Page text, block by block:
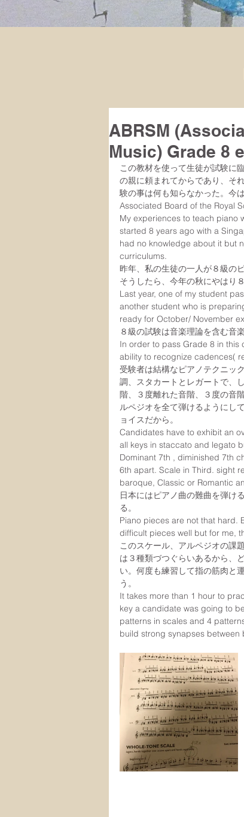
ABRSM
Music) Grade 8
この教材を使って生徒が試験に
の親に頼まれてからであり、そ
験の事は何も知らなかった。今
Associated Board of the Royal
My experiences to teach piano
started 8 years ago with a
had no knowledge about it but
curriculums.
昨年、私の生徒の一人が８級の
そうしたら、今年の秋にやはり
Last year, one of my student
another student who is
ready for October/ November
８級の試験は音楽理論を含む音
In order to pass Grade 8 in this
ability to recognize cadences(
受験者は結構なピアノテクニッ
調、スタカートとレガートで、
階、３度離れた音階、３度の音
ルペジオを全て弾けるようにし
ョイスだから。
Candidates have to exhibit an
all keys in staccato and legato
Dominant 7th , diminished 7th
6th apart. Scale in Third. sight
baroque, Classic or Romantic
日本にはピアノ曲の難曲を弾け
る。
Piano pieces are not that hard.
difficult pieces well but for me,
このスケール、アルペジオの課
は３種類づつぐらいあるから、
い。何度も練習して指の筋肉と
う。
It takes more than 1 hour to
key a candidate was going to
patterns in scales and 4
build strong synapses